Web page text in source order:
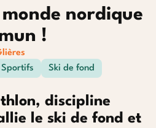
nordique
!
Sportifs Ski de fond
discipline
le ski de fond et